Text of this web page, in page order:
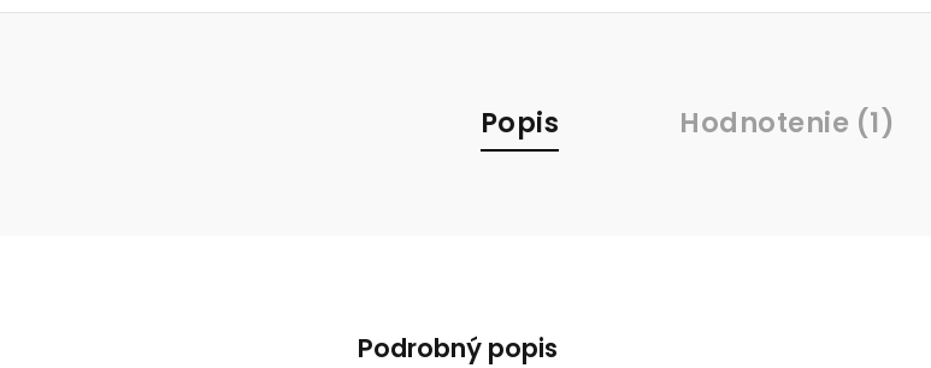
Popis Hodnotenie (1)
Podrobný popis